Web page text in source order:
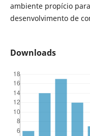
ambiente propício
desenvolvimento de
Downloads